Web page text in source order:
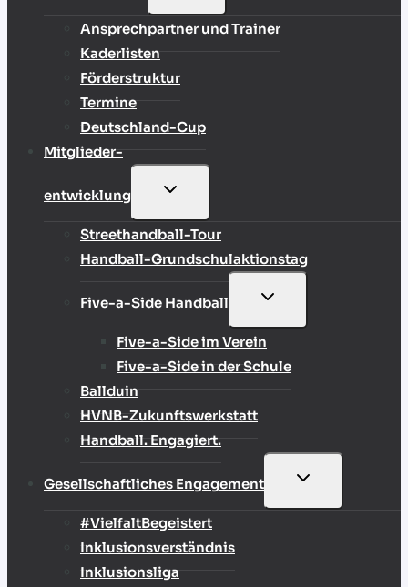
Ansprechpartner und Trainer
Kaderlisten
Förderstruktur
Termine
Deutschland-Cup
Mitglieder-
entwicklung
UNTERMENÜ
Streethandball-Tour
Handball-Grundschulaktionstag
Five-a-Side Handball
UNTERMENÜ
Five-a-Side im Verein
Five-a-Side in der Schule
Ballduin
HVNB-Zukunftswerkstatt
Handball. Engagiert.
Gesellschaftliches Engagement
UNTERMENÜ
#VielfaltBegeistert
Inklusionsverständnis
Inklusionsliga